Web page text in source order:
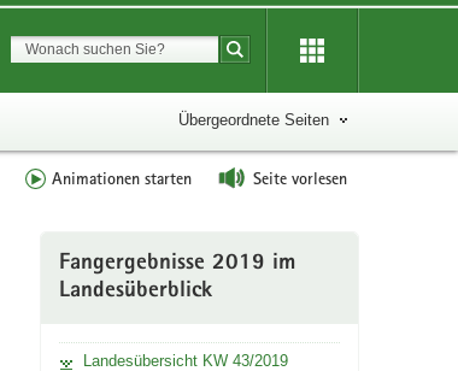
Suchbegriff
Suche starten
Übergeordnete Seiten
Animationen starten Seite vorlesen
Information
Fangergebnisse 2019 im
Landesüberblick
Landesübersicht KW 43/2019